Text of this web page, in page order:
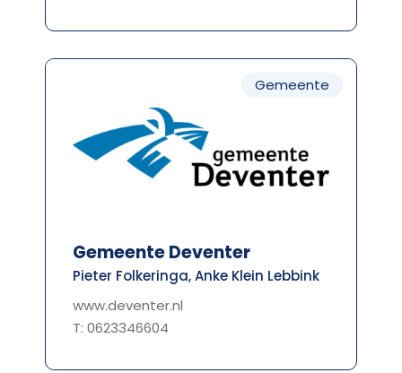
Gemeente
Gemeente Deventer
Pieter Folkeringa, Anke Klein Lebbink
www.deventer.nl
T: 0623346604